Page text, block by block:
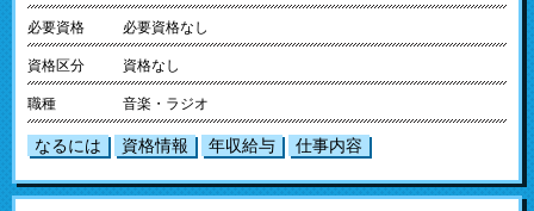
必要資格 必要資格なし
資格区分 資格なし
職種 音楽・ラジオ
なるには 資格情報 年収給与 仕事内容